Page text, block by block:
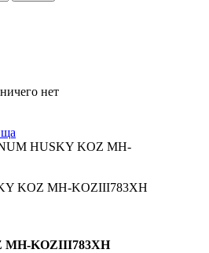
нет
HUSKY KOZ MH-
MH-KOZIII783XH